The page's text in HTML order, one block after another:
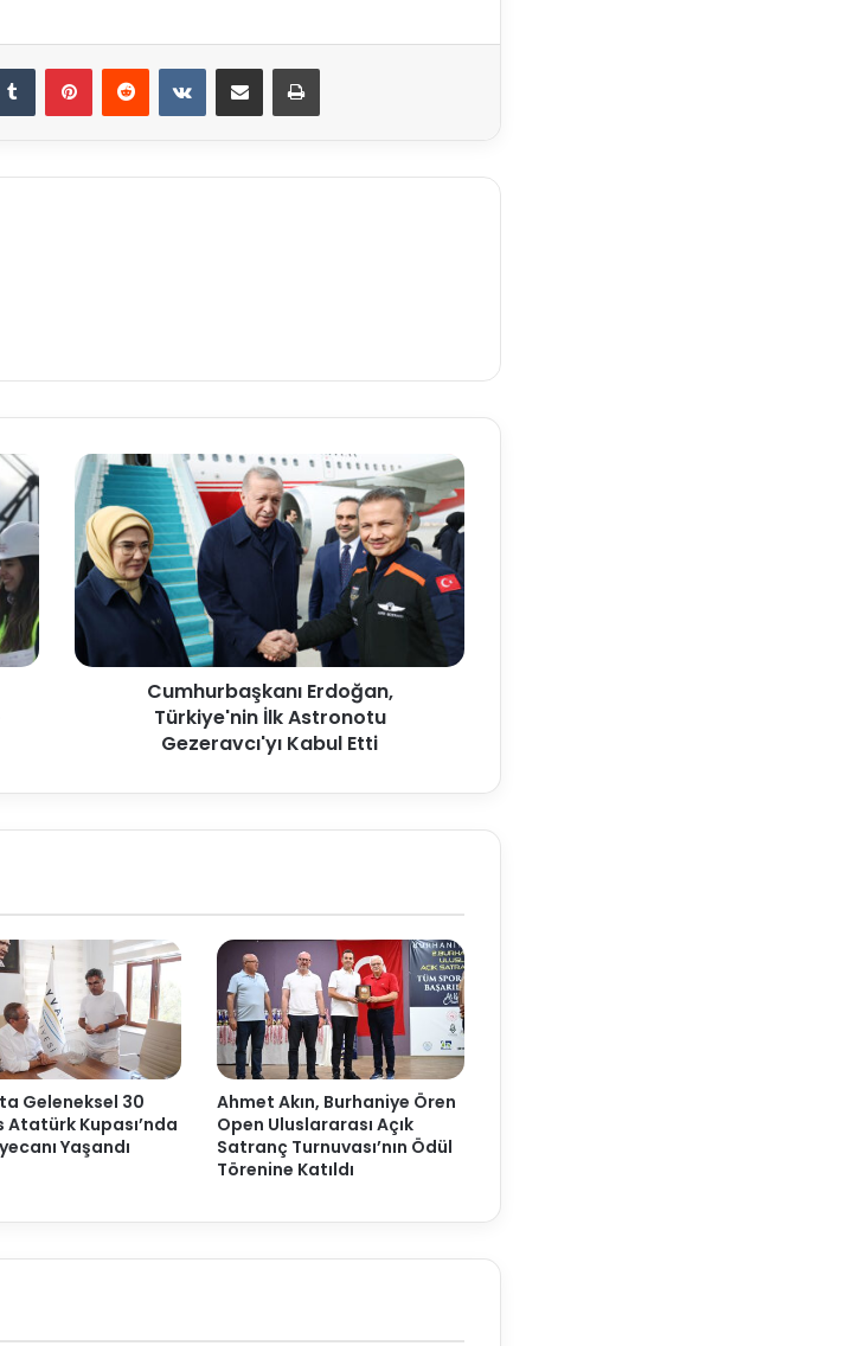
Tumblr PinterestReddit VKontakteE-Posta ile paylaş Yazdır
Cumhurbaşkanı Erdoğan,
Türkiye'nin İlk Astronotu
Gezeravcı'yı Kabul Etti
Geleneksel 30
Atatürk Kupası’nda
Yaşandı
Ahmet Akın, Burhaniye Ören
Open Uluslararası Açık
Satranç Turnuvası’nın Ödül
Törenine Katıldı